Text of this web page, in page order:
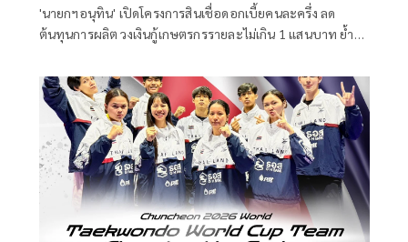
'นายกฯอนุทิน' เปิดโครงการสินเชื่อดอกเบี้ยคนละครึ่ง ลด
ต้นทุนการผลิต วงเงินกู้เกษตรกรรายละไม่เกิน 1 แสนบาท ย้ำรัฐ